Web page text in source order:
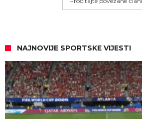
NAJNOVIJE SPORTSKE VIJESTI